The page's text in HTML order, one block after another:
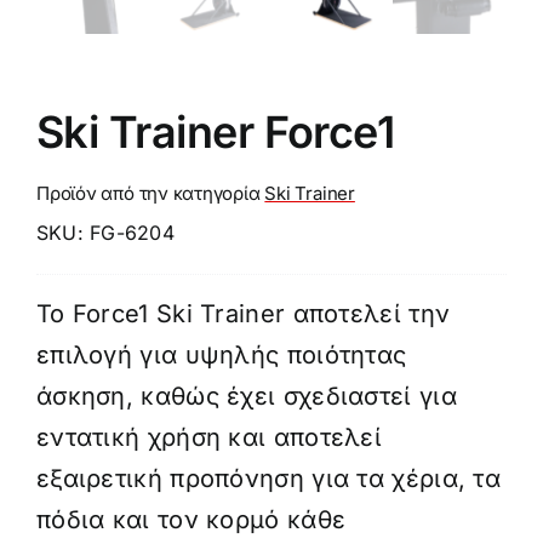
Ski Trainer Force1
Προϊόν από την κατηγορία Ski Trainer
SKU: FG-6204
Το Force1 Ski Trainer αποτελεί την
επιλογή για υψηλής ποιότητας
άσκηση, καθώς έχει σχεδιαστεί για
εντατική χρήση και αποτελεί
εξαιρετική προπόνηση για τα χέρια, τα
πόδια και τον κορμό κάθε